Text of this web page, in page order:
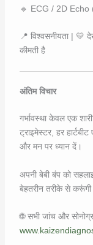
🔹 ECG / 2D Echo
📍 विश्वसनीयता | 💛
कीमती है
अंतिम विचार
गर्भावस्था केवल एक
ट्राइमेस्टर, हर
और मन पर ध्यान दें।
अपनी बेबी बंप को
बेहतरीन तरीके से
🌐 सभी जांच और